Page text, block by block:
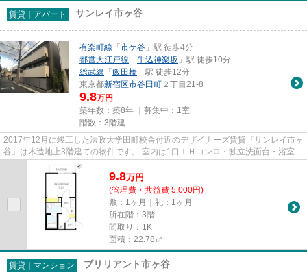
賃貸｜アパート サンレイ市ヶ谷
有楽町線 「 市ケ谷 」駅 徒歩4分
都営大江戸線 「 牛込神楽坂 」駅 徒歩10分
総武線 「 飯田橋 」駅 徒歩12分
東京都新宿区市谷田町 ２丁目21-8
9.8万円
築年数：築8年 ｜募集中： 1室
階数：3階建
2017年12月に竣工した法政大学田町校舎付近のデザイナーズ賃貸『サンレイ市ヶ
谷』は木造地上3階建ての物件です。 室内は1口ＩＨコンロ・独立洗面台・浴室暖
房換気乾燥機・ＴＶモニター...
9.8万円
(管理費・共益費 5,000円)
敷：1ヶ月｜礼：1ヶ月
所在階：3階
間取り：1K
面積：22.78㎡
賃貸｜マンション ブリリアント市ヶ谷